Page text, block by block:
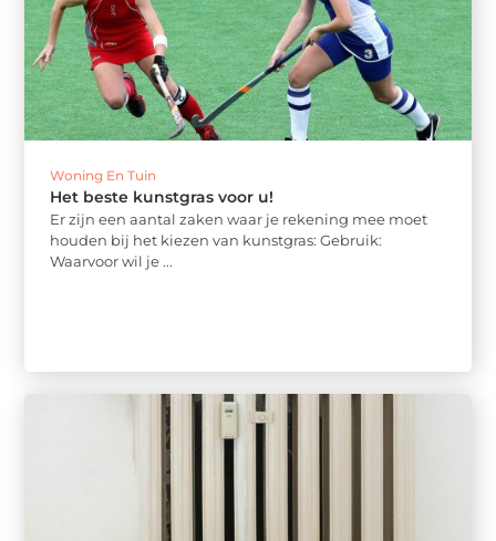
Woning En Tuin
Het beste kunstgras voor u!
Er zijn een aantal zaken waar je rekening mee moet
houden bij het kiezen van kunstgras: Gebruik:
Waarvoor wil je ...